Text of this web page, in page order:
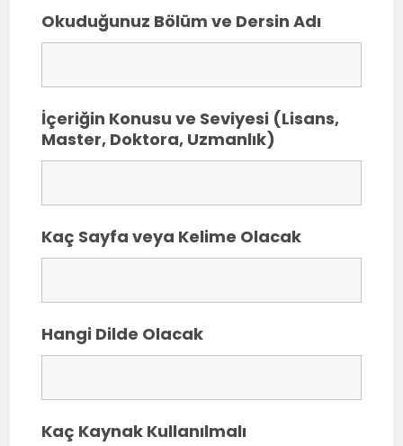
Okuduğunuz Bölüm ve Dersin Adı
İçeriğin Konusu ve Seviyesi (Lisans,
Master, Doktora, Uzmanlık)
Kaç Sayfa veya Kelime Olacak
Hangi Dilde Olacak
Kaç Kaynak Kullanılmalı